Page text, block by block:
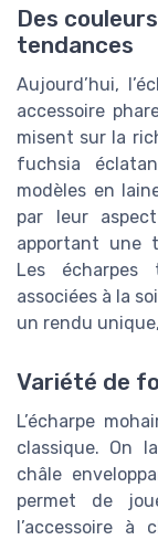
Des
tendances
Aujourd’hui,
accessoire
misent sur la
fuchsia
modèles en
par leur
apportant une
Les écharpes
associées à la
un rendu
Variété de
L’écharpe
classique. On
châle
permet de
l’accessoire à